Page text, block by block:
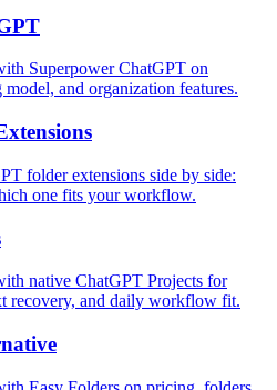
Superpower ChatGPT on
and organization features.
folder extensions side by side:
one fits your workflow.
native ChatGPT Projects for
recovery, and daily workflow fit.